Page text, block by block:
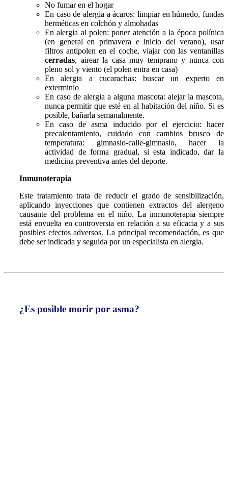
No fumar en el hogar
En caso de alergia a ácaros: limpiar en húmedo, fundas
herméticas en colchón y almohadas
En alergia al polen: poner atención a la época polínica
(en general en primavera e inicio del verano), usar
filtros antipolen en el coche, viajar con las ventanillas
cerradas, airear la casa muy temprano y nunca con
pleno sol y viento (el polen entra en casa)
En alergia a cucarachas: buscar un experto en
exterminio
En caso de alergia a alguna mascota: alejar la mascota,
nunca permitir que esté en al habitación del niño. Si es
posible, bañarla semanalmente.
En caso de asma inducido por el ejercicio: hacer
precalentamiento, cuidado con cambios brusco de
temperatura: gimnasio-calle-gimnasio, hacer la
actividad de forma gradual, si esta indicado, dar la
medicina preventiva antes del deporte.
Inmunoterapia
Este tratamiento trata de reducir el grado de sensibilización,
aplicando inyecciones que contienen extractos del alergeno
causante del problema en el niño. La inmunoterapia siempre
está envuelta en controversia en relación a su eficacia y a sus
posibles efectos adversos. La principal recomendación, es que
debe ser indicada y seguida por un especialista en alergia.
¿Es posible morir por asma?